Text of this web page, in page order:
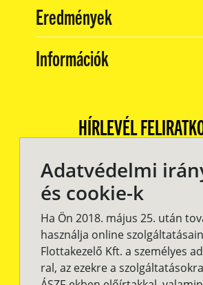
Adatvédelmi
és cookie-k
Ha Ön 2018. május 25. után
használja online
Flottakezelő Kft. a személyes
ral, az ezekre a
Eredmények
Információk
HÍRLEVÉL